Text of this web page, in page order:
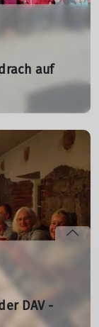
auf
die jungen und
Berg-
DAV -